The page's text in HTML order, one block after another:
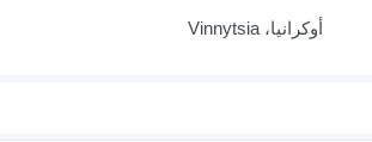
أوكرانيا، Vinnytsia